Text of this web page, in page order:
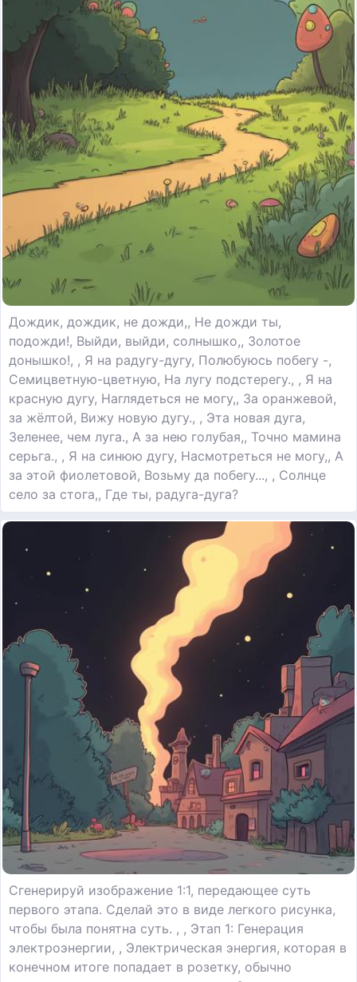
Дождик, дождик, не дожди,, Не дожди ты,
подожди!, Выйди, выйди, солнышко,, Золотое
донышко!, , Я на радугу-дугу, Полюбуюсь побегу -,
Семицветную-цветную, На лугу подстерегу., , Я на
красную дугу, Наглядеться не могу,, За оранжевой,
за жёлтой, Вижу новую дугу., , Эта новая дуга,
Зеленее, чем луга., А за нею голубая,, Точно мамина
серьга., , Я на синюю дугу, Насмотреться не могу,, А
за этой фиолетовой, Возьму да побегу..., , Солнце
село за стога,, Где ты, радуга-дуга?
Сгенерируй изображение 1:1, передающее суть
первого этапа. Сделай это в виде легкого рисунка,
чтобы была понятна суть. , , Этап 1: Генерация
электроэнергии, , Электрическая энергия, которая в
конечном итоге попадает в розетку, обычно